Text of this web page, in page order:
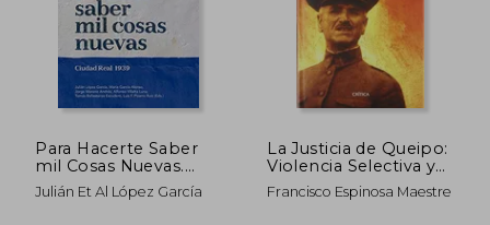
Para Hacerte Saber
mil Cosas Nuevas.
Ciudad Real 1939 (in
Spanish)
Julián Et Al López García
La Justicia de Queipo:
Violencia Selectiva y
Terror Fascista en l a ii
Division en 1936 (in
Francisco Espinosa Maestre